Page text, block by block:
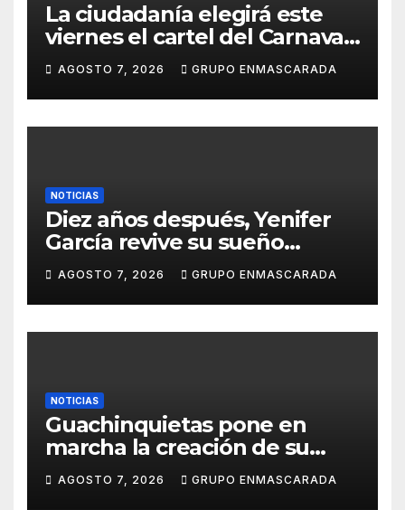
La ciudadanía elegirá este
viernes el cartel del Carnaval
de Las Palmas de Gran
Canaria 2027 en una gala
retransmitida por Televisión
Canaria
AGOSTO 7, 2026 GRUPO ENMASCARADA
NOTICIAS
Diez años después, Yenifer
García revive su sueño
carnavalero en el vídeo de
presentación de San Juan de
la Rambla para el Grand Prix
AGOSTO 7, 2026 GRUPO ENMASCARADA
NOTICIAS
Guachinquietas pone en
marcha la creación de su
repertorio para el Carnaval
2027
AGOSTO 7, 2026 GRUPO ENMASCARADA